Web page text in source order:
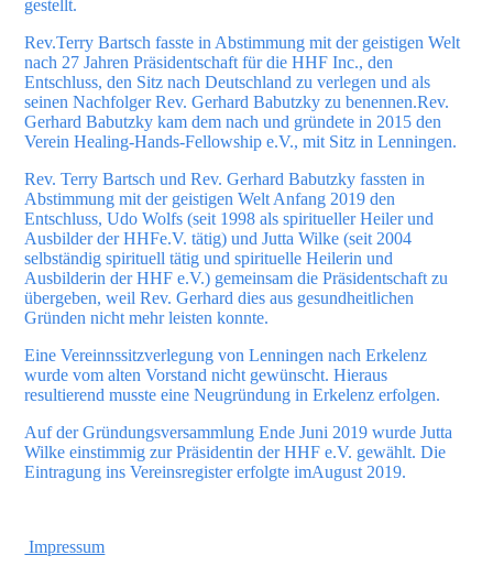
gestellt.
Rev.Terry Bartsch fasste in Abstimmung mit der geistigen Welt
nach 27 Jahren Präsidentschaft für die HHF Inc., den
Entschluss, den Sitz nach Deutschland zu verlegen und als
seinen Nachfolger Rev. Gerhard Babutzky zu benennen.Rev.
Gerhard Babutzky kam dem nach und gründete in 2015 den
Verein Healing-Hands-Fellowship e.V., mit Sitz in Lenningen.
Rev. Terry Bartsch und Rev. Gerhard Babutzky fassten in
Abstimmung mit der geistigen Welt Anfang 2019 den
Entschluss, Udo Wolfs (seit 1998 als spiritueller Heiler und
Ausbilder der HHFe.V. tätig) und Jutta Wilke (seit 2004
selbständig spirituell tätig und spirituelle Heilerin und
Ausbilderin der HHF e.V.) gemeinsam die Präsidentschaft zu
übergeben, weil Rev. Gerhard dies aus gesundheitlichen
Gründen nicht mehr leisten konnte.
Eine Vereinnssitzverlegung von Lenningen nach Erkelenz
wurde vom alten Vorstand nicht gewünscht. Hieraus
resultierend musste eine Neugründung in Erkelenz erfolgen.
Auf der Gründungsversammlung Ende Juni 2019 wurde Jutta
Wilke einstimmig zur Präsidentin der HHF e.V. gewählt. Die
Eintragung ins Vereinsregister erfolgte imAugust 2019.
Impressum